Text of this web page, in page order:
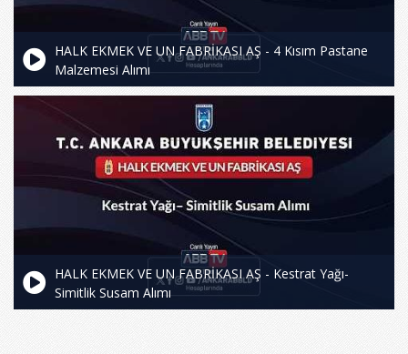
HALK EKMEK VE UN FABRİKASI AŞ - 4 Kısım Pastane
Malzemesi Alımı
HALK EKMEK VE UN FABRİKASI AŞ - Kestrat Yağı-
Simitlik Susam Alımı